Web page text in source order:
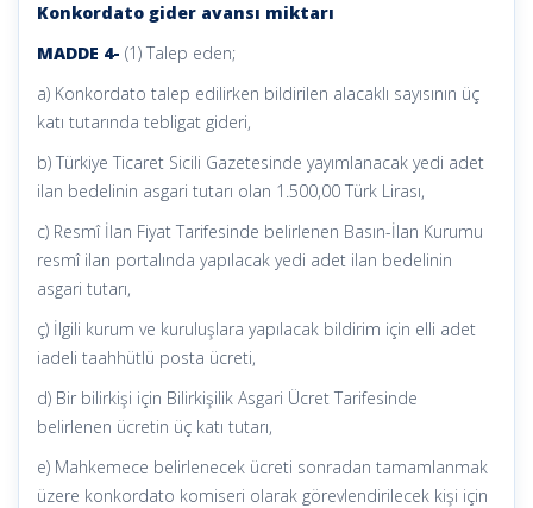
Konkordato gider avansı miktarı
MADDE 4- (1) Talep eden;
a) Konkordato talep edilirken bildirilen alacaklı sayısının üç
katı tutarında tebligat gideri,
b) Türkiye Ticaret Sicili Gazetesinde yayımlanacak yedi adet
ilan bedelinin asgari tutarı olan 1.500,00 Türk Lirası,
c) Resmî İlan Fiyat Tarifesinde belirlenen Basın-İlan Kurumu
resmî ilan portalında yapılacak yedi adet ilan bedelinin
asgari tutarı,
ç) İlgili kurum ve kuruluşlara yapılacak bildirim için elli adet
iadeli taahhütlü posta ücreti,
d) Bir bilirkişi için Bilirkişilik Asgari Ücret Tarifesinde
belirlenen ücretin üç katı tutarı,
e) Mahkemece belirlenecek ücreti sonradan tamamlanmak
üzere konkordato komiseri olarak görevlendirilecek kişi için